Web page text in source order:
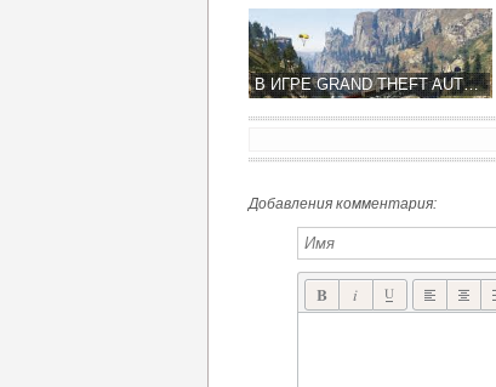
В ИГРЕ GRAND THEFT AUTO V ПОЯВИТСЯ РЕЖИМ ОТ ПЕРВОГО ЛИЦА И ДРУГИЕ НОВЫЕ ВОЗМОЖНОСТИ
Добавления комментария: